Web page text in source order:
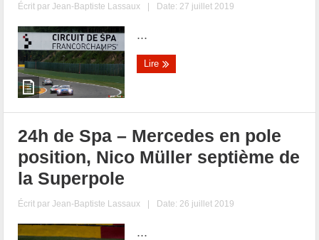
Écrit parJean-Baptiste Lassaux | Date: 27 juillet 2019
...
Lire
24h de Spa – Mercedes en pole
position, Nico Müller septième de
la Superpole
Écrit parJean-Baptiste Lassaux | Date: 26 juillet 2019
...